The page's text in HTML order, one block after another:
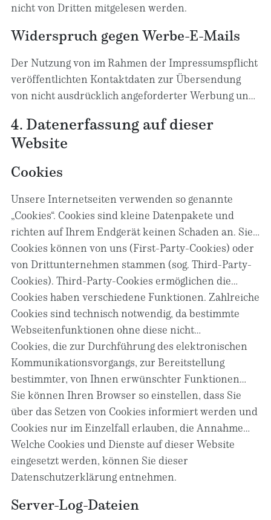
erkennen Sie daran, dass die Adresszeile des
dem Schloss-Symbol in Ihrer Browserzeile.
nicht von Dritten mitgelesen werden.
Widerspruch gegen Werbe-E-Mails
Der Nutzung von im Rahmen der Impressumspflicht
veröffentlichten Kontaktdaten zur Übersendung
von nicht ausdrücklich angeforderter Werbung und
widersprochen. Die Betreiber der Seiten behalten
sich ausdrücklich rechtliche Schritte im Falle der
etwa durch Spam-E-Mails, vor.
4. Datenerfassung auf dieser
Website
Cookies
Unsere Internetseiten verwenden so genannte
„Cookies“. Cookies sind kleine Datenpakete und
richten auf Ihrem Endgerät keinen Schaden an. Sie
werden entweder vorübergehend für die Dauer
einer Sitzung (Session-Cookies) oder dauerhaft
(permanente Cookies) auf Ihrem Endgerät
gespeichert. Session-Cookies werden nach Ende
Ihres Besuchs automatisch gelöscht. Permanente
Cookies bleiben auf Ihrem Endgerät gespeichert, bis
Sie diese selbst löschen oder eine automatische
Löschung durch Ihren Webbrowser erfolgt.
Cookies können von uns (First-Party-Cookies) oder
von Drittunternehmen stammen (sog. Third-Party-
Cookies). Third-Party-Cookies ermöglichen die
Einbindung bestimmter Dienstleistungen von
Drittunternehmen innerhalb von Webseiten (z. B.
Cookies zur Abwicklung von
Zahlungsdienstleistungen).
Cookies haben verschiedene Funktionen. Zahlreiche
Cookies sind technisch notwendig, da bestimmte
Webseitenfunktionen ohne diese nicht
funktionieren würden (z. B. die Warenkorbfunktion
oder die Anzeige von Videos). Andere Cookies
können zur Auswertung des Nutzerverhaltens oder
zu Werbezwecken verwendet werden.
Cookies, die zur Durchführung des elektronischen
Kommunikationsvorgangs, zur Bereitstellung
bestimmter, von Ihnen erwünschter Funktionen
(z. B. für die Warenkorbfunktion) oder zur
Optimierung der Website (z. B. Cookies zur Messung
des Webpublikums) erforderlich sind (notwendige
Cookies), werden auf Grundlage von Art. 6 Abs. 1 lit.
f DSGVO gespeichert, sofern keine andere
Rechtsgrundlage angegeben wird. Der
der Speicherung von notwendigen Cookies zur
Sie können Ihren Browser so einstellen, dass Sie
über das Setzen von Cookies informiert werden und
Cookies nur im Einzelfall erlauben, die Annahme
von Cookies für bestimmte Fälle oder generell
ausschließen sowie das automatische Löschen der
Cookies beim Schließen des Browsers aktivieren. Bei
Funktionalität dieser Website eingeschränkt sein.
Welche Cookies und Dienste auf dieser Website
eingesetzt werden, können Sie dieser
Datenschutzerklärung entnehmen.
Server-Log-Dateien